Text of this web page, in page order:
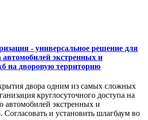
- универсальное решение для
автомобилей экстренных и
на дворовую территорию
двора одним из самых сложных
круглосуточного доступа на
автомобилей экстренных и
и установить шлагбаум во